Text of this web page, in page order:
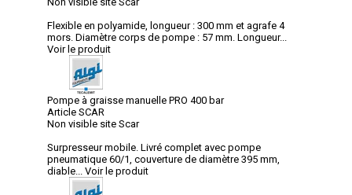
Flexible en polyamide, longueur : 300 mm et agrafe 4
mors. Diamètre corps de pompe : 57 mm. Longueur...
Voir le produit
Pompe à graisse manuelle PRO 400 bar
Article SCAR
Non visible site Scar
Surpresseur mobile. Livré complet avec pompe
pneumatique 60/1, couverture de diamètre 395 mm,
diable...
Voir le produit